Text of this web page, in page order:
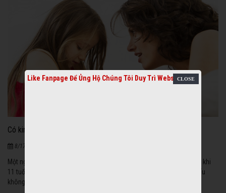
Có kinh trước tuổi 11 tăng nguy cơ mãn kinh sớm
8/17/2020
Một nghiên cứu mới cho thấy những bé gái bắt đầu có kinh nguyệt từ khi
11 tuổi hoặc nhỏ hơn sẽ tăng nguy cơ bị mãn kinh sớm sau này và nếu
không có con, nguy cơ này thậm chí còn cao hơn.
Like Fanpage Để Ủng Hộ Chúng Tôi Duy Trì Website